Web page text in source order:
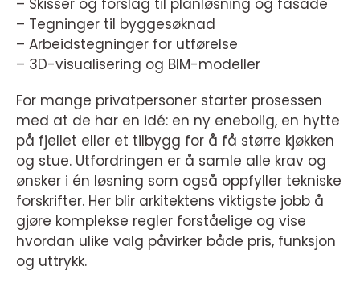
– Skisser og forslag til planløsning og fasade
– Tegninger til byggesøknad
– Arbeidstegninger for utførelse
– 3D-visualisering og BIM-modeller
For mange privatpersoner starter prosessen
med at de har en idé: en ny enebolig, en hytte
på fjellet eller et tilbygg for å få større kjøkken
og stue. Utfordringen er å samle alle krav og
ønsker i én løsning som også oppfyller tekniske
forskrifter. Her blir arkitektens viktigste jobb å
gjøre komplekse regler forståelige og vise
hvordan ulike valg påvirker både pris, funksjon
og uttrykk.